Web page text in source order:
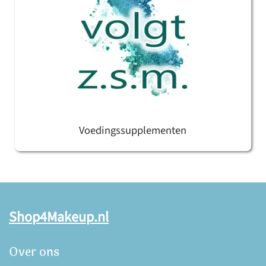
Voedingssupplementen
Shop4Makeup.nl
Over ons